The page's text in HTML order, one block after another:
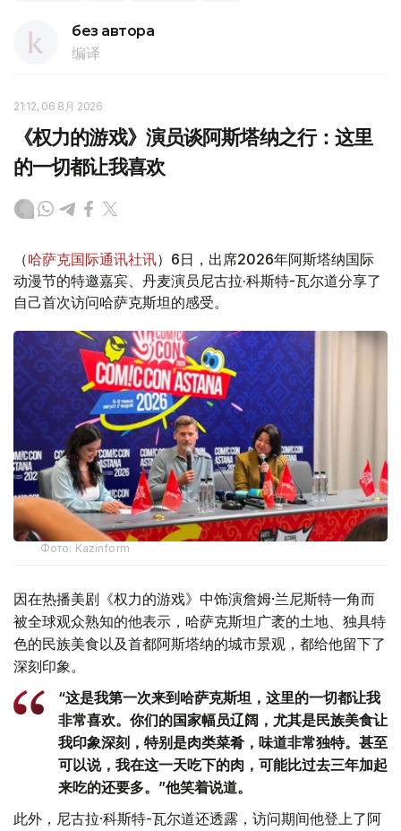
без автора
编译
21:12, 06 8月 2026
《权力的游戏》演员谈阿斯塔纳之行：这里
的一切都让我喜欢
（哈萨克国际通讯社讯）6日，出席2026年阿斯塔纳国际
动漫节的特邀嘉宾、丹麦演员尼古拉·科斯特-瓦尔道分享了
自己首次访问哈萨克斯坦的感受。
Фото: Kazinform
因在热播美剧《权力的游戏》中饰演詹姆·兰尼斯特一角而
被全球观众熟知的他表示，哈萨克斯坦广袤的土地、独具特
色的民族美食以及首都阿斯塔纳的城市景观，都给他留下了
深刻印象。
“这是我第一次来到哈萨克斯坦，这里的一切都让我
非常喜欢。你们的国家幅员辽阔，尤其是民族美食让
我印象深刻，特别是肉类菜肴，味道非常独特。甚至
可以说，我在这一天吃下的肉，可能比过去三年加起
来吃的还要多。”他笑着说道。
此外，尼古拉·科斯特-瓦尔道还透露，访问期间他登上了阿